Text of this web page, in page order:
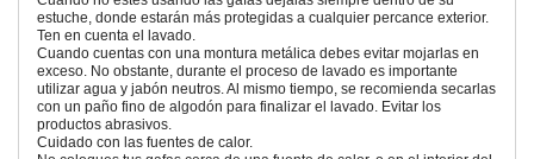
estuche, donde estarán más protegidas a cualquier percance exterior.
Ten en cuenta el lavado.
Cuando cuentas con una montura metálica debes evitar mojarlas en
exceso. No obstante, durante el proceso de lavado es importante
utilizar agua y jabón neutros. Al mismo tiempo, se recomienda secarlas
con un paño fino de algodón para finalizar el lavado. Evitar los
productos abrasivos.
Cuidado con las fuentes de calor.